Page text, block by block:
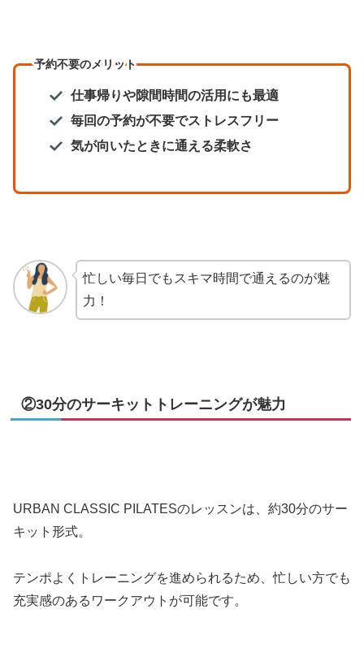
予約不要のメリット
仕事帰りや隙間時間の活用にも最適
毎回の予約が不要でストレスフリー
気が向いたときに通える柔軟さ
忙しい毎日でもスキマ時間で通えるのが魅
力！
②30分のサーキットトレーニングが魅力
URBAN CLASSIC PILATESのレッスンは、約30分のサー
キット形式。
テンポよくトレーニングを進められるため、忙しい方でも
充実感のあるワークアウトが可能です。